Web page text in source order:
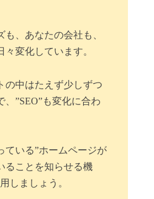
も、あなたの会社も、
々変化しています。
の中はたえず少しずつ
、”SEO”も変化に合わ
ている”ホームページが
ることを知らせる機
しましょう。